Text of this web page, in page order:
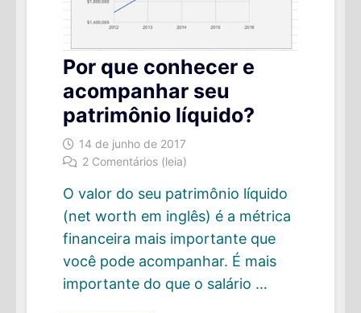
Por que conhecer e
acompanhar seu
patrimônio líquido?
14 de junho de 2017
2 Comentários (leia)
O valor do seu patrimônio líquido
(net worth em inglês) é a métrica
financeira mais importante que
você pode acompanhar. É mais
importante do que o salário …